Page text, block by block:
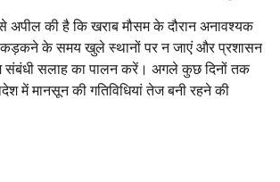
से अपील की है कि खराब मौसम के दौरान अनावश्यक
कड़कने के समय खुले स्थानों पर न जाएं और प्रशासन
संबंधी सलाह का पालन करें। अगले कुछ दिनों तक
में मानसून की गतिविधियां तेज बनी रहने की